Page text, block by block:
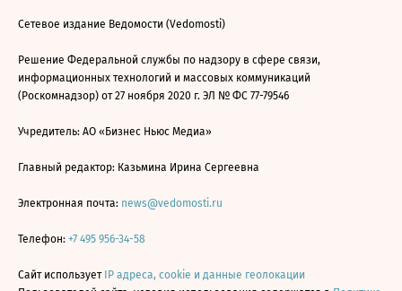
Сетевое издание Ведомости (Vedomosti)
Решение Федеральной службы по надзору в сфере связи,
информационных технологий и массовых коммуникаций
(Роскомнадзор) от 27 ноября 2020 г. ЭЛ № ФС 77-79546
Учредитель: АО «Бизнес Ньюс Медиа»
Главный редактор: Казьмина Ирина Сергеевна
Электронная почта: news@vedomosti.ru
Телефон: +7 495 956-34-58
Сайт использует IP адреса, cookie и данные геолокации